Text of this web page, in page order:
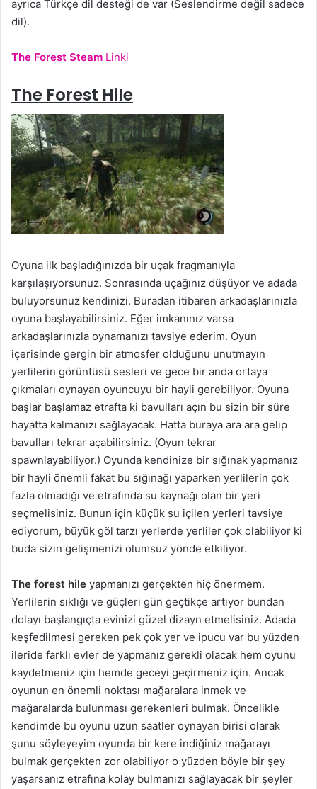
ayrıca Türkçe dil desteği de var (Seslendirme değil sadece
dil).
The Forest Steam Linki
The Forest Hile
Oyuna ilk başladığınızda bir uçak fragmanıyla
karşılaşıyorsunuz. Sonrasında uçağınız düşüyor ve adada
buluyorsunuz kendinizi. Buradan itibaren arkadaşlarınızla
oyuna başlayabilirsiniz. Eğer imkanınız varsa
arkadaşlarınızla oynamanızı tavsiye ederim. Oyun
içerisinde gergin bir atmosfer olduğunu unutmayın
yerlilerin görüntüsü sesleri ve gece bir anda ortaya
çıkmaları oynayan oyuncuyu bir hayli gerebiliyor. Oyuna
başlar başlamaz etrafta ki bavulları açın bu sizin bir süre
hayatta kalmanızı sağlayacak. Hatta buraya ara ara gelip
bavulları tekrar açabilirsiniz. (Oyun tekrar
spawnlayabiliyor.) Oyunda kendinize bir sığınak yapmanız
bir hayli önemli fakat bu sığınağı yaparken yerlilerin çok
fazla olmadığı ve etrafında su kaynağı olan bir yeri
seçmelisiniz. Bunun için küçük su içilen yerleri tavsiye
ediyorum, büyük göl tarzı yerlerde yerliler çok olabiliyor ki
buda sizin gelişmenizi olumsuz yönde etkiliyor.
The forest hile yapmanızı gerçekten hiç önermem.
Yerlilerin sıklığı ve güçleri gün geçtikçe artıyor bundan
dolayı başlangıçta evinizi güzel dizayn etmelisiniz. Adada
keşfedilmesi gereken pek çok yer ve ipucu var bu yüzden
ileride farklı evler de yapmanız gerekli olacak hem oyunu
kaydetmeniz için hemde geceyi geçirmeniz için. Ancak
oyunun en önemli noktası mağaralara inmek ve
mağaralarda bulunması gerekenleri bulmak. Öncelikle
kendimde bu oyunu uzun saatler oynayan birisi olarak
şunu söyleyeyim oyunda bir kere indiğiniz mağarayı
bulmak gerçekten zor olabiliyor o yüzden böyle bir şey
yaşarsanız etrafına kolay bulmanızı sağlayacak bir şeyler